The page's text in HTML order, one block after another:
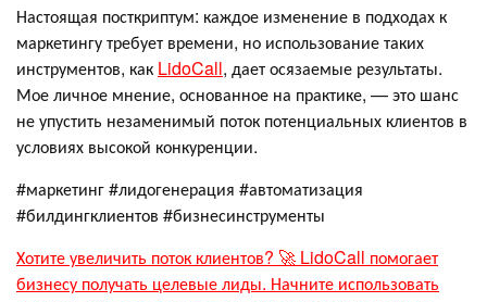
Настоящая посткриптум: каждое изменение в подходах к
маркетингу требует времени, но использование таких
инструментов, как LidoCall, дает осязаемые результаты.
Мое личное мнение, основанное на практике, — это шанс
не упустить незаменимый поток потенциальных клиентов в
условиях высокой конкуренции.
#маркетинг #лидогенерация #автоматизация
#билдингклиентов #бизнесинструменты
Хотите увеличить поток клиентов? 🚀 LidoCall помогает
бизнесу получать целевые лиды. Начните использовать